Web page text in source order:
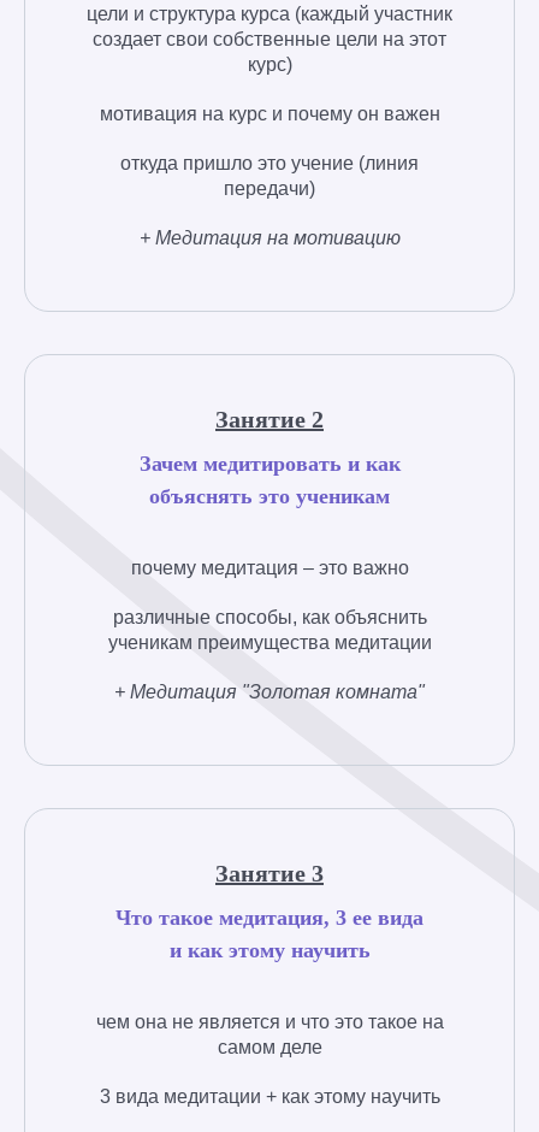
цели и структура курса (каждый участник
создает свои собственные цели на этот
курс)
мотивация на курс и почему он важен
откуда пришло это учение (линия
передачи)
+ Медитация на мотивацию
Занятие 2
Зачем медитировать и как
объяснять это ученикам
почему медитация – это важно
различные способы, как объяснить
ученикам преимущества медитации
+ Медитация "Золотая комната"
Занятие 3
Что такое медитация, 3 ее вида
и как этому научить
чем она не является и что это такое на
самом деле
3 вида медитации + как этому научить